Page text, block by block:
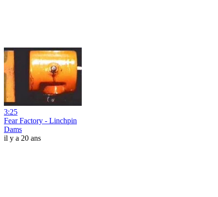
3:25
Fear Factory - Linchpin
Dams
il y a 20 ans